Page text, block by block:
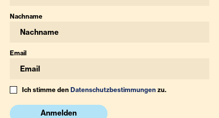
Nachname
Email
Ich stimme denDatenschutzbestimmungenzu.
Anmelden